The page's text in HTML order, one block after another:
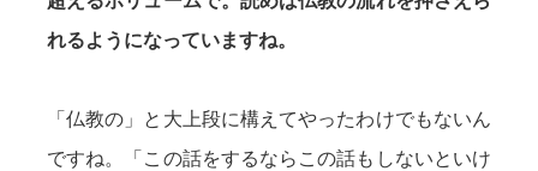
れるようになっていますね。
「仏教の」と大上段に構えてやったわけでもないん
ですね。「この話をするならこの話もしないといけ